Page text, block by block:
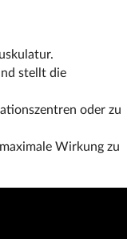
stellt die
oder zu
Wirkung zu